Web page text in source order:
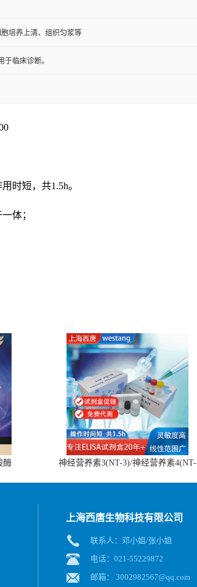
培养上清、组织匀浆等
临床诊断。
时短，共1.5h。
体；
酶
神经营养素3(NT-3)/神经营养素4(NT-
上海西唐生物科技有限公司
联系人：邓小姐/张小姐
电话：021-55229872
邮箱： 3002982567@qq.com